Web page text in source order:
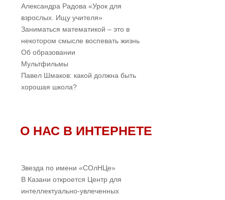
Александра Радова «Урок для
взрослых. Ищу учителя»
Заниматься математикой – это в
некотором смысле воспевать жизнь
Об образовании
Мультфильмы
Павел Шмаков: какой должна быть
хорошая школа?
О НАС В ИНТЕРНЕТЕ
Звезда по имени «СОлНЦе»
В Казани откроется Центр для
интеллектуально-увлеченных